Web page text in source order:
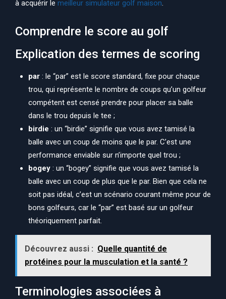
à acquérir le meilleur simulateur golf maison.
Comprendre le score au golf
Explication des termes de scoring
par : le “par” est le score standard, fixe pour chaque
trou, qui représente le nombre de coups qu’un golfeur
compétent est censé prendre pour placer sa balle
dans le trou depuis le tee ;
birdie : un “birdie” signifie que vous avez tamisé la
balle avec un coup de moins que le par. C’est une
performance enviable sur n’importe quel trou ;
bogey : un “bogey” signifie que vous avez tamisé la
balle avec un coup de plus que le par. Bien que cela ne
soit pas idéal, c’est un scénario courant même pour de
bons golfeurs, car le “par” est basé sur un golfeur
théoriquement parfait.
Découvrez aussi : Quelle quantité de
protéines pour la musculation et la santé ?
Terminologies associées à